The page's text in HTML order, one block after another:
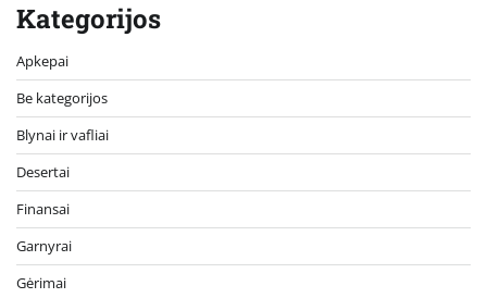
Kategorijos
Apkepai
Be kategorijos
Blynai ir vafliai
Desertai
Finansai
Garnyrai
Gėrimai